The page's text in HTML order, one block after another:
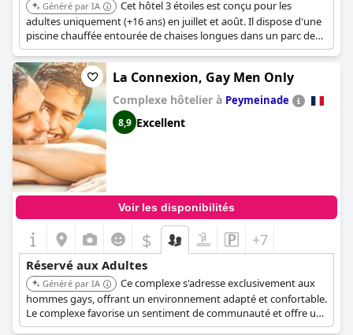
Généré par IA
Cet hôtel 3 étoiles est conçu pour les
adultes uniquement (+16 ans) en juillet et août. Il dispose d'une
piscine chauffée entourée de chaises longues dans un parc de
914 m², offrant une expérience tranquille et exclusive. Il propose
également des collations et des boissons gratuites au bord de la
piscine.
La Connexion, Gay Men Only
Complexe hôtelier à Peymeinade
8,9 Excellent
Voir les disponibilités
$ +7
Réservé aux Adultes
Généré par IA
Ce complexe s'adresse exclusivement aux
hommes gays, offrant un environnement adapté et confortable.
Le complexe favorise un sentiment de communauté et offre un
espace sûr et accueillant.